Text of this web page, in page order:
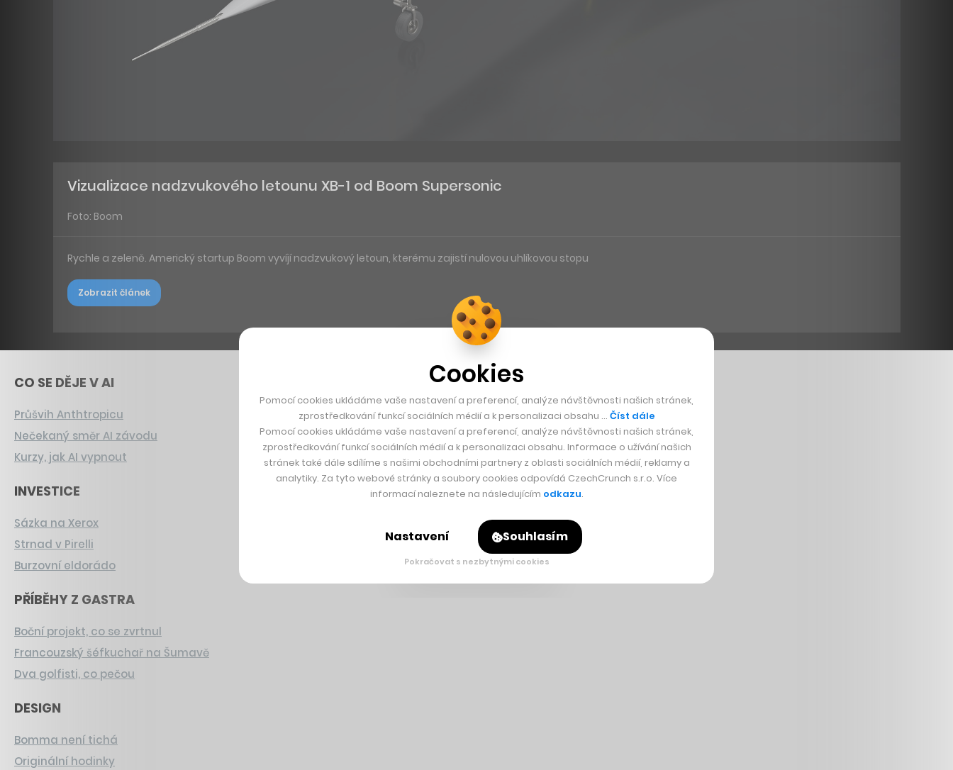
Vizualizace nadzvukového letounu XB-1 od Boom Supersonic
Foto: Boom
Rychle a zeleně. Americký startup Boom vyvíjí nadzvukový letoun, kterému zajistí nulovou uhlíkovou stopu
Zobrazit článek
CO SE DĚJE V AI
Průšvih Anthtropicu
Nečekaný směr AI závodu
Kurzy, jak AI vypnout
INVESTICE
Sázka na Xerox
Strnad v Pirelli
Burzovní eldorádo
PŘÍBĚHY Z GASTRA
Boční projekt, co se zvrtnul
Francouzský šéfkuchař na Šumavě
Dva golfisti, co pečou
DESIGN
Bomma není tichá
Originální hodinky
Cookies
Pomocí cookies ukládáme vaše nastavení a preferencí, analýze návštěvnosti našich stránek,
zprostředkování funkcí sociálních médií a k personalizaci obsahu … Číst dále
Pomocí cookies ukládáme vaše nastavení a preferencí, analýze návštěvnosti našich stránek,
zprostředkování funkcí sociálních médií a k personalizaci obsahu. Informace o užívání našich
stránek také dále sdílíme s našimi obchodními partnery z oblasti sociálních médií, reklamy a
analytiky. Za tyto webové stránky a soubory cookies odpovídá CzechCrunch s.r.o. Více
informací naleznete na následujícím odkazu.
Nastavení Souhlasím
Pokračovat s nezbytnými cookies